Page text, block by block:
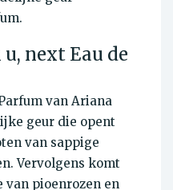
next Eau de
van Ariana
geur die opent
van sappige
Vervolgens komt
van pioenrozen en